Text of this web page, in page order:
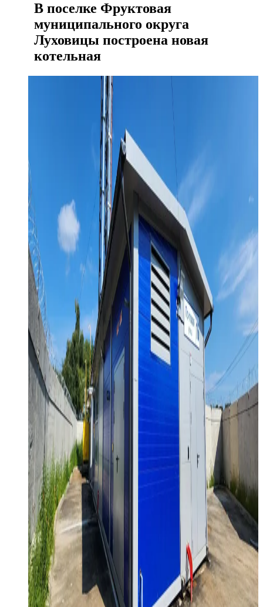
В поселке Фруктовая
муниципального округа
Луховицы построена новая
котельная